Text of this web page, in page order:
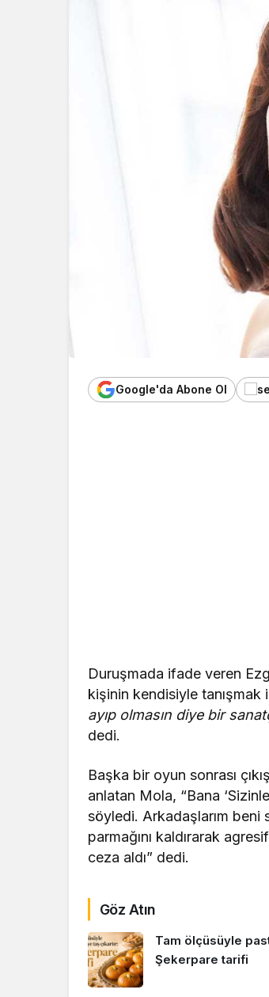
Google'da Abone Ol
Duruşmada ifade veren
kişinin kendisiyle tanışmak
ayıp olmasın diye bir
dedi.
Başka bir oyun sonrası
anlatan Mola, “Bana
söyledi. Arkadaşlarım beni
parmağını kaldırarak
ceza aldı” dedi.
Göz Atın
Tam ölçüsüyle
Şekerpare tarifi